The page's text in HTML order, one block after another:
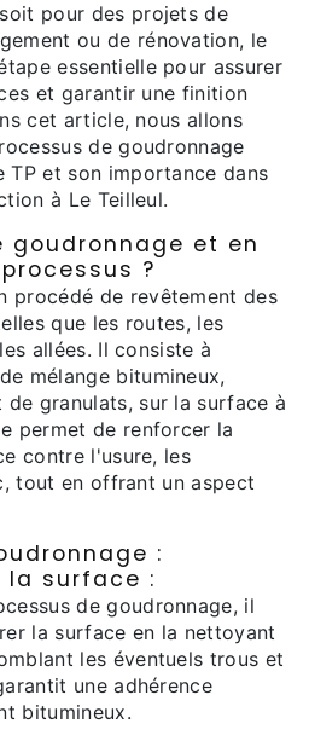
pour des projets de
ou de rénovation, le
essentielle pour assurer
et garantir une finition
cet article, nous allons
de goudronnage
et son importance dans
à Le Teilleul.
goudronnage et en
?
procédé de revêtement des
que les routes, les
allées. Il consiste à
mélange bitumineux,
granulats, sur la surface à
permet de renforcer la
contre l'usure, les
tout en offrant un aspect
:
la surface :
de goudronnage, il
la surface en la nettoyant
les éventuels trous et
une adhérence
bitumineux.